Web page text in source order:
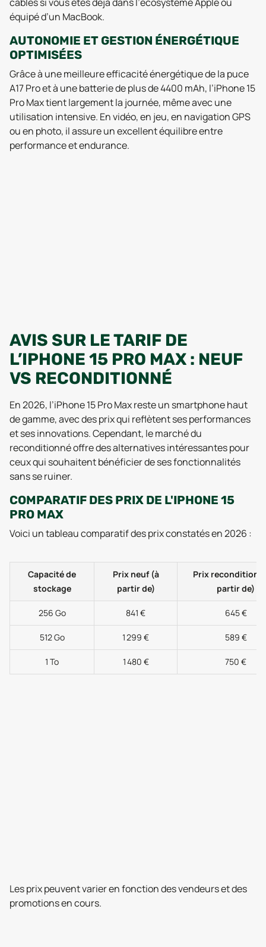
équipé d’un MacBook.
AUTONOMIE ET GESTION ÉNERGÉTIQUE
OPTIMISÉES
Grâce à une meilleure efficacité énergétique de la puce
A17 Pro et à une batterie de plus de 4400 mAh, l’iPhone 15
Pro Max tient largement la journée, même avec une
utilisation intensive. En vidéo, en jeu, en navigation GPS
ou en photo, il assure un excellent équilibre entre
performance et endurance.
AVIS SUR LE TARIF DE
L’IPHONE 15 PRO MAX : NEUF
VS RECONDITIONNÉ
En 2026, l’iPhone 15 Pro Max reste un smartphone haut
de gamme, avec des prix qui reflètent ses performances
et ses innovations. Cependant, le marché du
reconditionné offre des alternatives intéressantes pour
ceux qui souhaitent bénéficier de ses fonctionnalités
sans se ruiner.
COMPARATIF DES PRIX DE L'IPHONE 15
PRO MAX
Voici un tableau comparatif des prix constatés en 2026 :
Capacité de
stockage
Prix neuf (à
partir de)
Prix
partir de)
256 Go 841 € 645 €
512 Go 1 299 € 589 €
1 To 1 480 € 750 €
Les prix peuvent varier en fonction des vendeurs et des
promotions en cours.